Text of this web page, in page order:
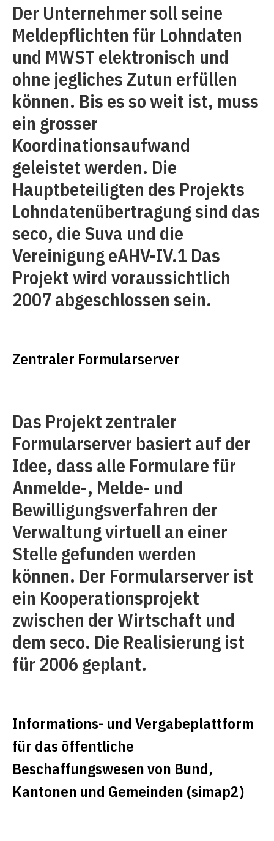
Der Unternehmer soll seine
Meldepflichten für Lohndaten
und MWST elektronisch und
ohne jegliches Zutun erfüllen
können. Bis es so weit ist, muss
ein grosser
Koordinationsaufwand
geleistet werden. Die
Hauptbeteiligten des Projekts
Lohndatenübertragung sind das
seco, die Suva und die
Vereinigung eAHV-IV.1 Das
Projekt wird voraussichtlich
2007 abgeschlossen sein.
Zentraler Formularserver
Das Projekt zentraler
Formularserver basiert auf der
Idee, dass alle Formulare für
Anmelde-, Melde- und
Bewilligungsverfahren der
Verwaltung virtuell an einer
Stelle gefunden werden
können. Der Formularserver ist
ein Kooperationsprojekt
zwischen der Wirtschaft und
dem seco. Die Realisierung ist
für 2006 geplant.
Informations- und Vergabeplattform
für das öffentliche
Beschaffungswesen von Bund,
Kantonen und Gemeinden (simap2)